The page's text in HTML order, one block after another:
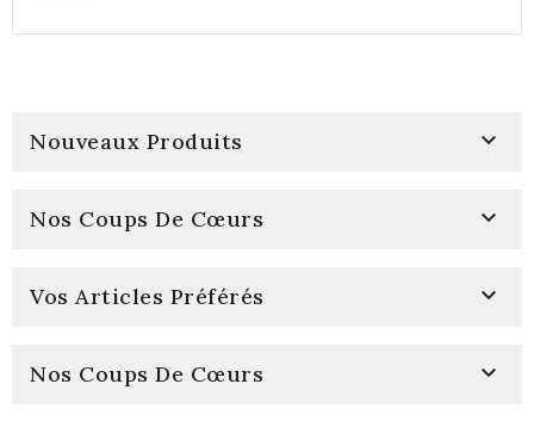
Nouveaux Produits 
Nos Coups De Cœurs 
Vos Articles Préférés 
Nos Coups De Cœurs 